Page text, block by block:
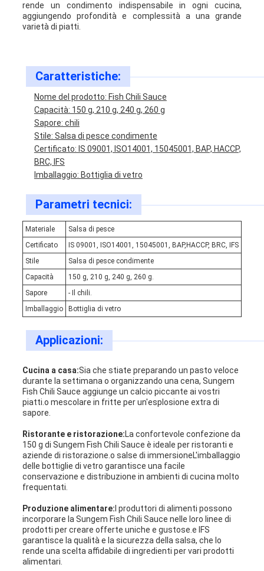
rende un condimento indispensabile in ogni cucina,
aggiungendo profondità e complessità a una grande
varietà di piatti.
Caratteristiche:
Nome del prodotto: Fish Chili Sauce
Capacità: 150 g, 210 g, 240 g, 260 g
Sapore: chili
Stile: Salsa di pesce condimente
Certificato: IS 09001, ISO14001, 15045001, BAP, HACCP,
BRC, IFS
Imballaggio: Bottiglia di vetro
Parametri tecnici:
Materiale
Salsa di pesce
Certificato
IS 09001, ISO14001, 15045001, BAP,HACCP, BRC, IFS
Stile
Salsa di pesce condimente
Capacità
150 g, 210 g, 240 g, 260 g.
Sapore
- Il chili.
Imballaggio
Bottiglia di vetro
Applicazioni:
Cucina a casa:Sia che stiate preparando un pasto veloce
durante la settimana o organizzando una cena, Sungem
Fish Chili Sauce aggiunge un calcio piccante ai vostri
piatti.o mescolare in fritte per un'esplosione extra di
sapore.
Ristorante e ristorazione:La confortevole confezione da
150 g di Sungem Fish Chili Sauce è ideale per ristoranti e
aziende di ristorazione.o salse di immersioneL'imballaggio
delle bottiglie di vetro garantisce una facile
conservazione e distribuzione in ambienti di cucina molto
frequentati.
Produzione alimentare: I produttori di alimenti possono
incorporare la Sungem Fish Chili Sauce nelle loro linee di
prodotti per creare offerte uniche e gustose.e IFS
garantisce la qualità e la sicurezza della salsa, che lo
rende una scelta affidabile di ingredienti per vari prodotti
alimentari.